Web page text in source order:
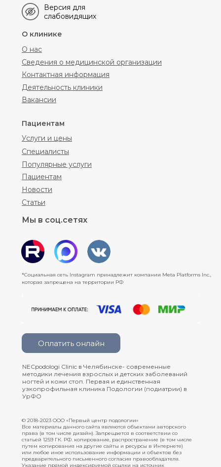
О клинике
О нас
Сведения о медицинской организации
Контактная информация
Деятельность клиники
Вакансии
Пациентам
NECpodologi Clinic в Челябинске- современные
методики лечения взрослых и детских заболеваний
ногтей и кожи стоп. Первая и единственная
узкопрофильная клиника Подологии (подиатрии) в
УрФО
© 2018-2023 ООО «Первый центр подологии»
Все материалы данного сайта являются объектами авторского
права (в том числе дизайн). Запрещается в соответствии со
статьей 1259 ГК. РФ. копирование, распространение (в том числе
путем копирования на другие сайты и ресурсы в Интернете)
или любое иное использование информации и объектов без
предварительного письменного согласия правообладателя.
Указание прямой индексируемой ссылки на источник
Услуги и цены
Мы в соц.сетях
Оплатить онлайн
Специалисты
Популярные услуги
Пациентам
Новости
Статьи
*Социальная сеть Instagram принадлежит компании Meta Platforms Inc.,
которая запрещена на территории РФ
Версия для
слабовидящих